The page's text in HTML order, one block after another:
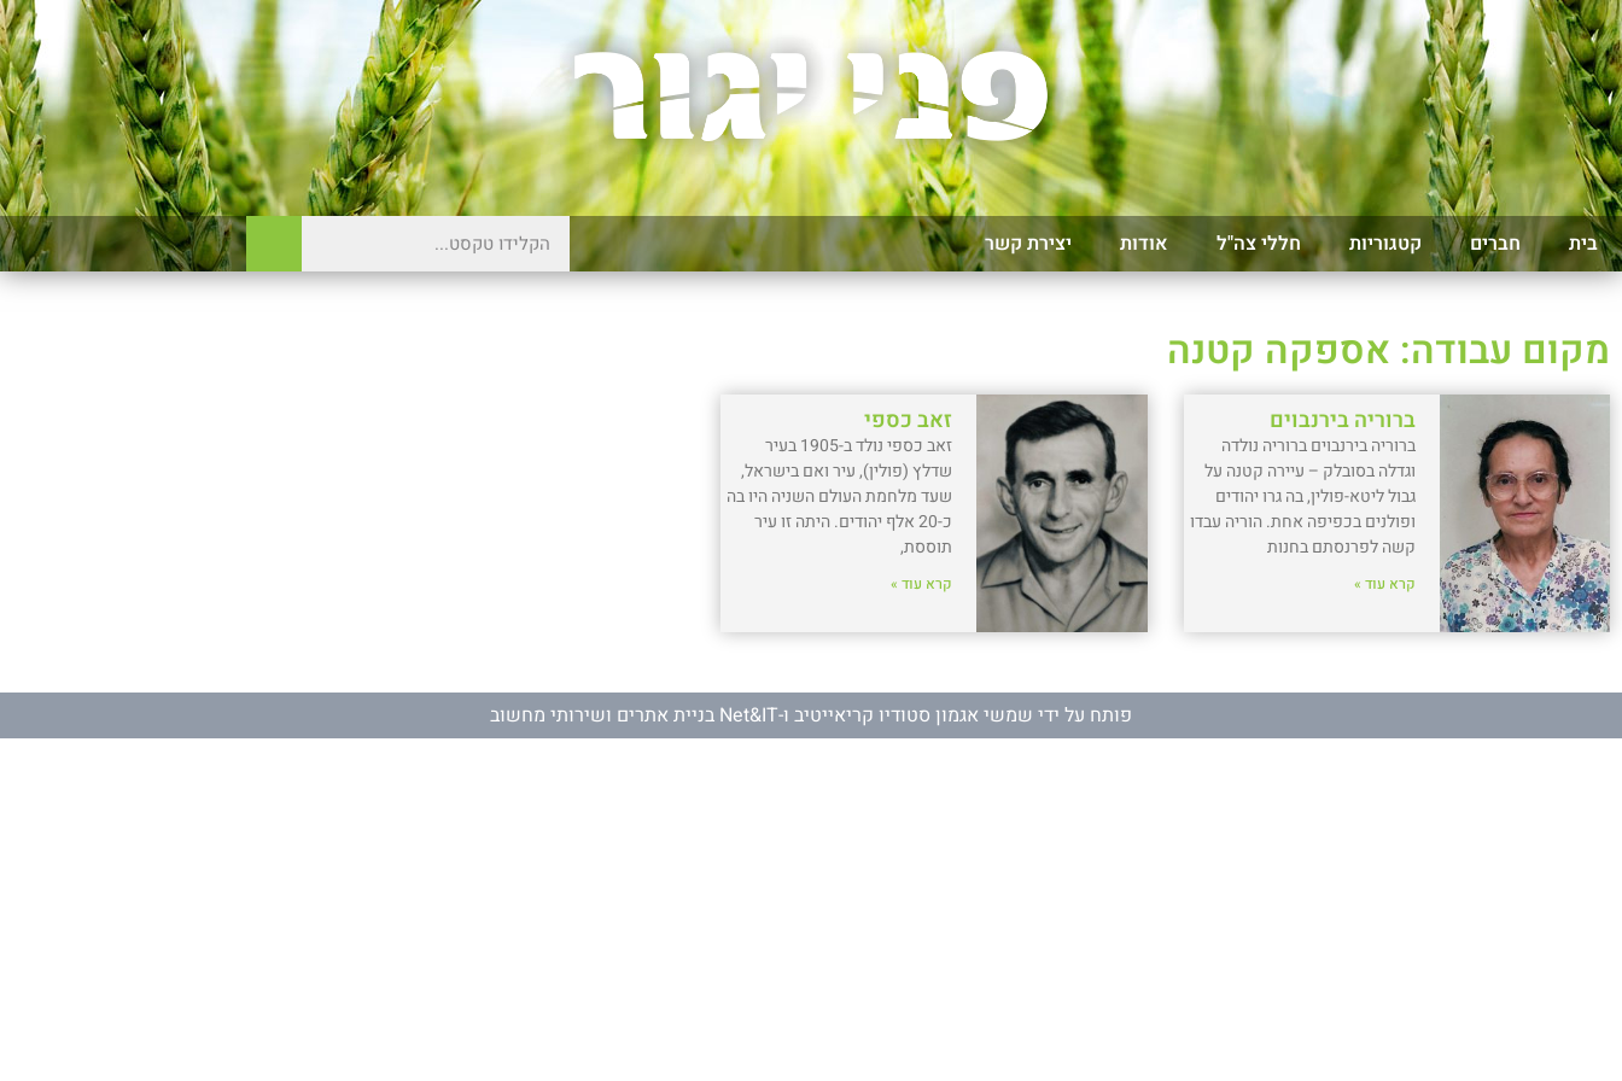
בית חברים קטגוריות חללי צה"ל אודות יצירת קשר
מקום עבודה: אספקה קטנה
ברוריה בירנבוים
ברוריה בירנבוים ברוריה נולדה
וגדלה בסובלק – עיירה קטנה על
גבול ליטא-פולין, בה גרו יהודים
ופולנים בכפיפה אחת. הוריה עבדו
קשה לפרנסתם בחנות
קרא עוד »
זאב כספי
זאב כספי נולד ב-1905 בעיר
שדלץ (פולין), עיר ואם בישראל,
שעד מלחמת העולם השניה היו בה
כ-20 אלף יהודים. היתה זו עיר
תוססת,
קרא עוד »
פותח על ידי שמשי אגמון סטודיו קריאייטיב ו-Net&IT בניית אתרים ושירותי מחשוב